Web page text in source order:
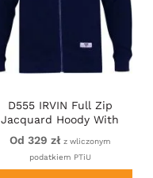
D555 IRVIN Full Zip
Jacquard Hoody With
Chest Embroidery Navy
Od 329 zł z wliczonym
podatkiem PTiU